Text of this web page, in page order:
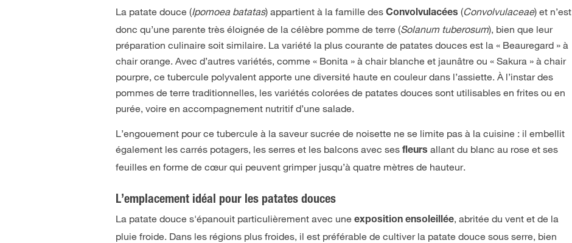
La patate douce (Ipomoea batatas) appartient à la famille des Convolvulacées (Convolvulaceae) et n’est
donc qu’une parente très éloignée de la célèbre pomme de terre (Solanum tuberosum), bien que leur
préparation culinaire soit similaire. La variété la plus courante de patates douces est la « Beauregard » à
chair orange. Avec d’autres variétés, comme « Bonita » à chair blanche et jaunâtre ou « Sakura » à chair
pourpre, ce tubercule polyvalent apporte une diversité haute en couleur dans l’assiette. À l’instar des
pommes de terre traditionnelles, les variétés colorées de patates douces sont utilisables en frites ou en
purée, voire en accompagnement nutritif d’une salade.
L’engouement pour ce tubercule à la saveur sucrée de noisette ne se limite pas à la cuisine : il embellit
également les carrés potagers, les serres et les balcons avec sesfleursallant du blanc au rose et ses
feuilles en forme de cœur qui peuvent grimper jusqu’à quatre mètres de hauteur.
L’emplacement idéal pour les patates douces
La patate douce s'épanouit particulièrement avec uneexposition ensoleillée, abritée du vent et de la
pluie froide. Dans les régions plus froides, il est préférable de cultiver la patate douce sous serre, bien